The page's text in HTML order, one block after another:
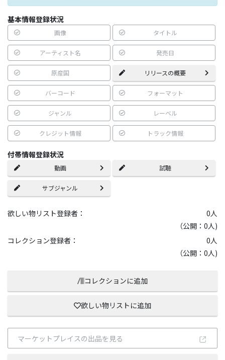
基本情報登録状況
画像 タイトル
アーティスト名 発売日
原産国 リリースの概要
バーコード フォーマット
ジャンル レーベル
クレジット情報 トラック情報
付帯情報登録状況
動画 試聴
サブジャンル
欲しい物リスト登録者： 0人
（公開：0人)
コレクション登録者：
0人
（公開：0人)
コレクションに追加
欲しい物リストに追加
マーケットプレイスの出品を見る